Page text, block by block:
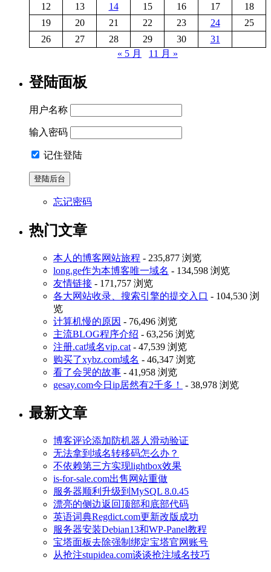
12 13 14 15 16 17
18
19
20 21 22 23 24
25
26
27 28 29 30
31
« 5 月
11 月 »
登陆面板
用户名称
输入密码
记住登陆
忘记密码
热门文章
本人的博客网站旅程 - 235,877 浏览
long.ge作为本博客唯一域名 - 134,598 浏览
友情链接 - 171,757 浏览
各大网站收录、搜索引擎的提交入口 - 104,530 浏
览
计算机慢的原因 - 76,496 浏览
主流BLOG程序介绍 - 63,256 浏览
注册.cat域名vip.cat - 47,539 浏览
购买了xybz.com域名 - 46,347 浏览
看了会哭的故事 - 41,958 浏览
gesay.com今日ip居然有2千多！
- 38,978 浏览
最新文章
博客评论添加防机器人滑动验证
无法拿到域名转移码怎么办？
不依赖第三方实现lightbox效果
is-for-sale.com出售网站重做
服务器顺利升级到MySQL 8.0.45
漂亮的侧边返回顶部和底部代码
英语词典Regdict.com更新改版成功
服务器安装Debian13和WP-Panel教程
宝塔面板去除强制绑定宝塔官网账号
从抢注stupidea.com谈谈抢注域名技巧